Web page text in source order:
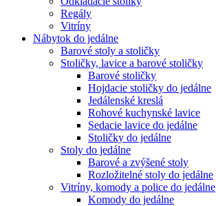
Regály
Vitríny
Nábytok do jedálne
Barové stoly a stoličky
Stoličky, lavice a barové stoličky
Barové stoličky
Hojdacie stoličky do jedálne
Jedálenské kreslá
Rohové kuchynské lavice
Sedacie lavice do jedálne
Stoličky do jedálne
Stoly do jedálne
Barové a zvýšené stoly
Rozložitelné stoly do jedálne
Vitríny, komody a police do jedálne
Komody do jedálne